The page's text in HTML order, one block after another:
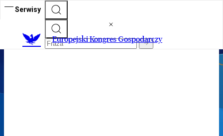
Serwisy
Europejski Kongres Gospodarczy
XVIII Europejski Kongres
Gospodarczy